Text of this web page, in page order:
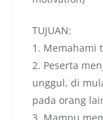
TUJUAN:
1. Memahami
2. Peserta
unggul, di
pada orang